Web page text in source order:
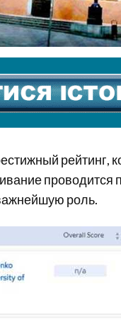
рейтинг,
проводится
роль.